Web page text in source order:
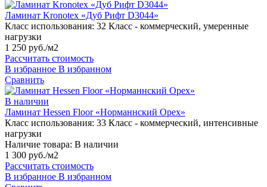
Ламинат Kronotex «Дуб Рифт D3044»
Класс использования: 32 Класс - коммерческий, умеренные
нагрузки
1 250 руб./м2
Рассчитать стоимость
В избранное В избранном
Сравнить
В наличии
Ламинат Hessen Floor «Норманнский Орех»
Класс использования: 33 Класс - коммерческий, интенсивные
нагрузки
Наличие товара: В наличии
1 300 руб./м2
Рассчитать стоимость
В избранное В избранном